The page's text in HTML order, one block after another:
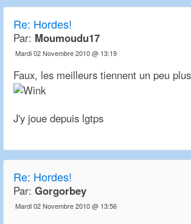
Re: Hordes!
Par: Moumoudu17
Mardi 02 Novembre 2010 @ 13:19
Faux, les meilleurs tiennent un peu
J'y joue depuis lgtps
Re: Hordes!
Par: Gorgorbey
Mardi 02 Novembre 2010 @ 13:56